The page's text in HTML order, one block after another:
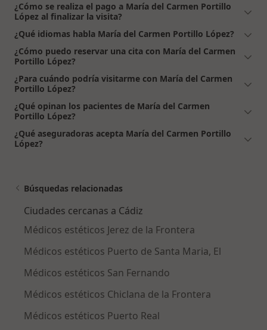
¿Cómo se realiza el pago a María del Carmen Portillo
López al finalizar la visita?
¿Qué idiomas habla María del Carmen Portillo López?
¿Cómo puedo reservar una cita con María del Carmen
Portillo López?
¿Para cuándo podría visitarme con María del Carmen
Portillo López?
¿Qué opinan los pacientes de María del Carmen
Portillo López?
¿Qué aseguradoras acepta María del Carmen Portillo
López?
Búsquedas relacionadas
Ciudades cercanas a Cádiz
Médicos estéticos Jerez de la Frontera
Médicos estéticos Puerto de Santa Maria, El
Médicos estéticos San Fernando
Médicos estéticos Chiclana de la Frontera
Médicos estéticos Puerto Real